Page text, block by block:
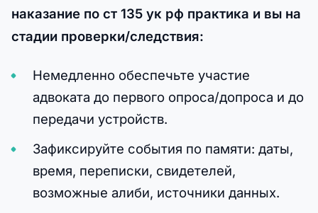
наказание по ст 135 ук рф практика и вы на
стадии проверки/следствия:
Немедленно обеспечьте участие
адвоката до первого опроса/допроса и до
передачи устройств.
Зафиксируйте события по памяти: даты,
время, переписки, свидетелей,
возможные алиби, источники данных.